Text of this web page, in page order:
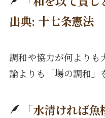
出典: 十七条憲法
調和や協力が何よりも
論よりも「場の調和」
「水清ければ魚